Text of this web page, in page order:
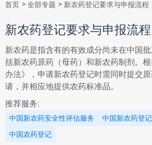
首页 全部专题 新农药登记要求与申报流程
新农药登记要求与申报流程
新农药是指含有的有效成分尚未在中国
括新农药原药（母药）和新农药制剂。
办法》，申请新农药登记时需同时提交
请，并相应地提供农药标准品。
推荐服务:
中国新农药安全性评估服务
中国新农药登记
中国农药登记